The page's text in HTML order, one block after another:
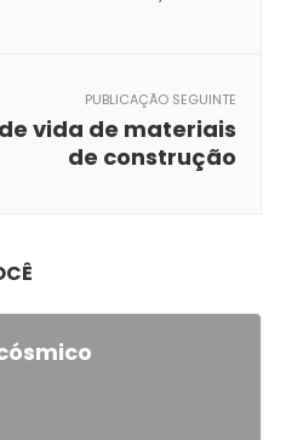
PUBLICAÇÃO SEGUINTE
vida de materiais
de construção